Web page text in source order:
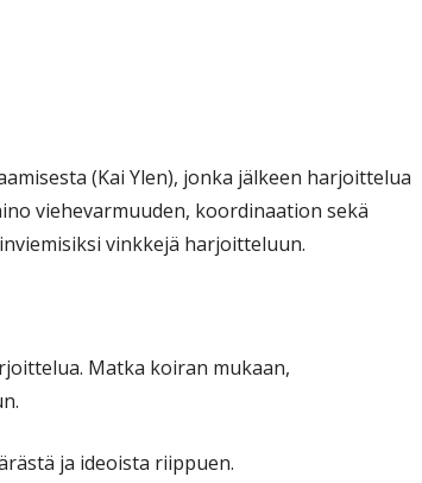
(Kai Ylen), jonka jälkeen harjoittelua
viehevarmuuden, koordinaation sekä
vinkkejä harjoitteluun.
Matka koiran mukaan,
ja ideoista riippuen.